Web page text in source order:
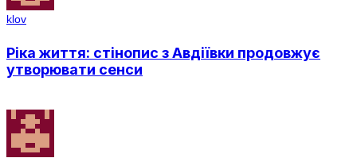
klov
Ріка життя: стінопис з Авдіївки продовжує
утворювати сенси